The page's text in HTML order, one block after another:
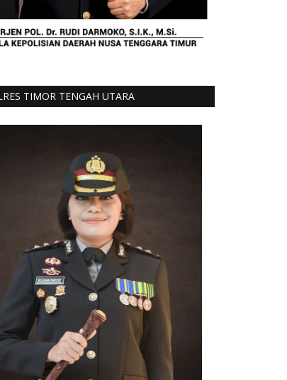
TIMOR TENGAH UTARA